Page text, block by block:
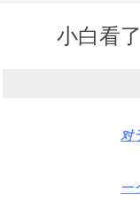
小白看
对
一